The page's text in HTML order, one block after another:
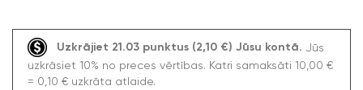
Uzkrājiet 21.03 punktus (2,10 €) Jūsu kontā. Jūs
uzkrāsiet 10% no preces vērtības. Katri samaksāti 10,00 €
= 0,10 € uzkrāta atlaide.